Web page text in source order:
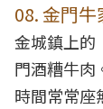
08. 金門
金城鎮上的
門酒糟牛肉
時間常常座